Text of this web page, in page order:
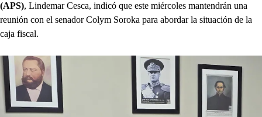
(APS), Lindemar Cesca, indicó que este miércoles mantendrán una
reunión con el senador Colym Soroka para abordar la situación de la
caja fiscal.